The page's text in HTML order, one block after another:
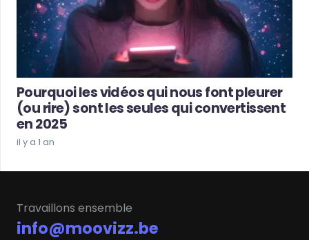
Pourquoi les vidéos qui nous font pleurer
(ou rire) sont les seules qui convertissent
en 2025
il y a 1 an
Travaillons ensemble
info@moovizz.be